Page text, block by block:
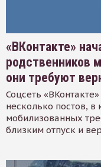
«ВКонтакте»
родственников
они требуют
Соцсеть
несколько постов,
мобилизованных
близким отпуск и